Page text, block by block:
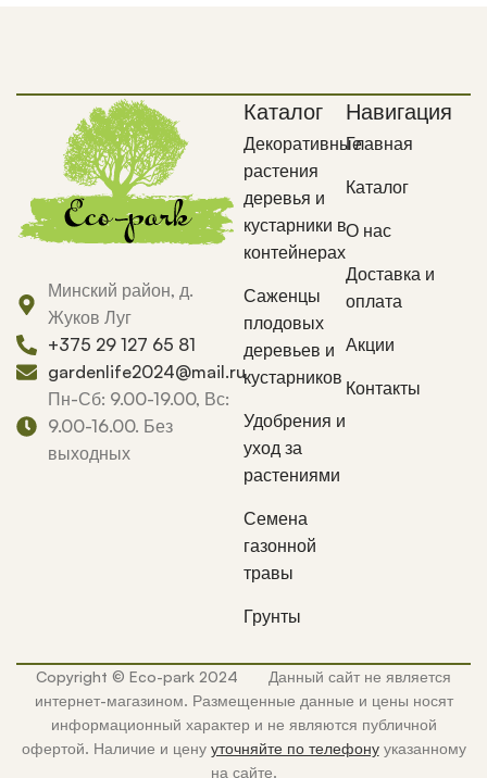
Минский район, д.
Жуков Луг
+375 29 127 65 81
gardenlife2024@mail.ru
Пн-Сб: 9.00-19.00, Вс:
9.00-16.00. Без
выходных
Каталог
Декоративные
растения
деревья и
кустарники в
контейнерах
Саженцы
плодовых
деревьев и
кустарников
Удобрения и
уход за
растениями
Семена
газонной
травы
Грунты
Навигация
Главная
Каталог
О нас
Доставка и
оплата
Акции
Контакты
Copyright © Eco-park 2024 Данный сайт не является
интернет-магазином. Размещенные данные и цены носят
информационный характер и не являются публичной
офертой. Наличие и цену уточняйте по телефонууказанному
на сайте.